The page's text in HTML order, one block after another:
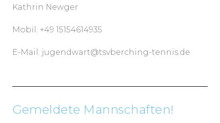
Kathrin Newger
Mobil: +49 15154614935
E-Mail: jugendwart@tsvberching-tennis.de
Gemeldete Mannschaften!